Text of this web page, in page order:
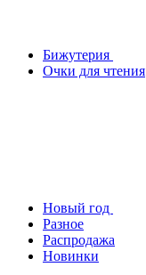
Бижутерия
Очки для чтения
Новый год
Разное
Распродажа
Новинки